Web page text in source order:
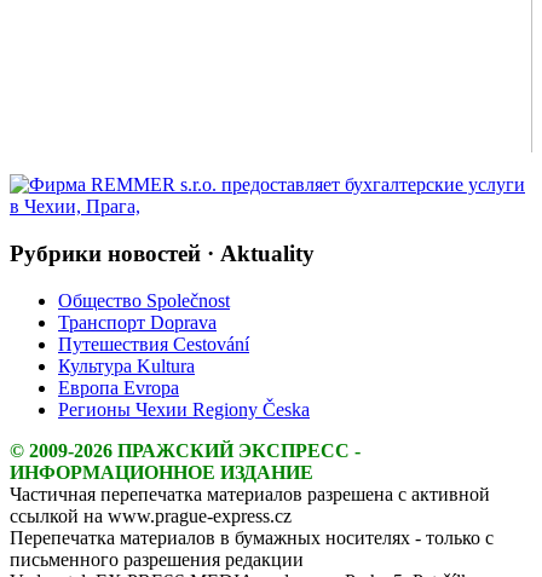
Рубрики новостей · Aktuality
Общество Společnost
Транспорт Doprava
Путешествия Cestování
Культура Kultura
Европа Evropa
Регионы Чехии Regiony Česka
© 2009-2026 ПРАЖСКИЙ ЭКСПРЕСС -
ИНФОРМАЦИОННОЕ ИЗДАНИЕ
Частичная перепечатка материалов разрешена с активной
ссылкой на www.prague-express.cz
Перепечатка материалов в бумажных носителях - только с
письменного разрешения редакции